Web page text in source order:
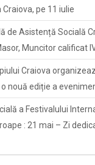
Craiova, pe 11 iulie
de Asistență Socială
Muncitor calificat
Craiova
nouă ediție a
a Festivalului
: 21 mai – Zi